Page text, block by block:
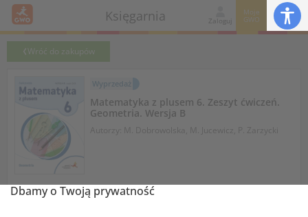
Księgarnia Zaloguj
Moje
GWO
Wróć do zakupów
Informacja o rabatach
Wyprzedaż
Matematyka z plusem 6. Zeszyt ćwiczeń.
Geometria. Wersja B
Autorzy: M. Dobrowolska, M. Jucewicz, P. Zarzycki
Dbamy o Twoją prywatność